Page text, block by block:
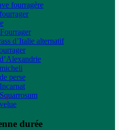
fourragère
d’Italie alternatif
perse
durée